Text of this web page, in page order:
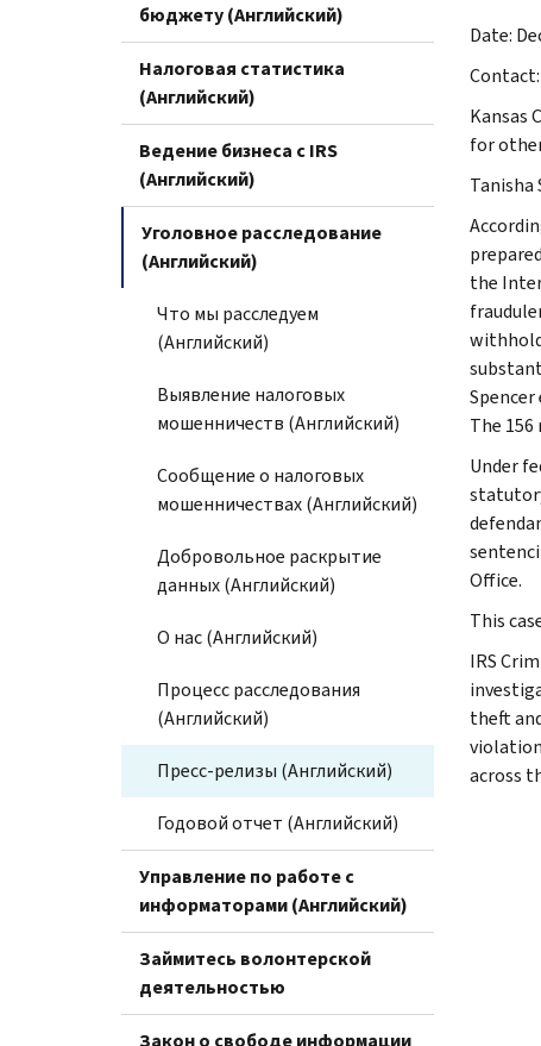
бюджету (Английский)
Налоговая статистика
(Английский)
Ведение бизнеса с IRS
(Английский)
Уголовное расследование
(Английский)
Что мы расследуем
(Английский)
Выявление налоговых
мошенничеств (Английский)
Сообщение о налоговых
мошенничествах (Английский)
Добровольное раскрытие
данных (Английский)
О нас (Английский)
Процесс расследования
(Английский)
Пресс-релизы (Английский)
Годовой отчет (Английский)
Управление по работе с
информаторами (Английский)
Займитесь волонтерской
деятельностью
Закон о свободе информации
Date:
Contact:
Kansas
for
the
The
Under
Office.
This
IRS
theft
across